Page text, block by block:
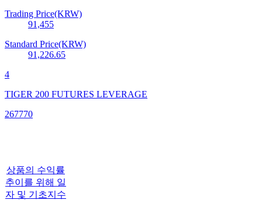
Trading Price(KRW)
91,455
Standard Price(KRW)
91,226.65
4
TIGER 200 FUTURES LEVERAGE
267770
상품의 수익률
추이를 위해 일
자 및 기초지수